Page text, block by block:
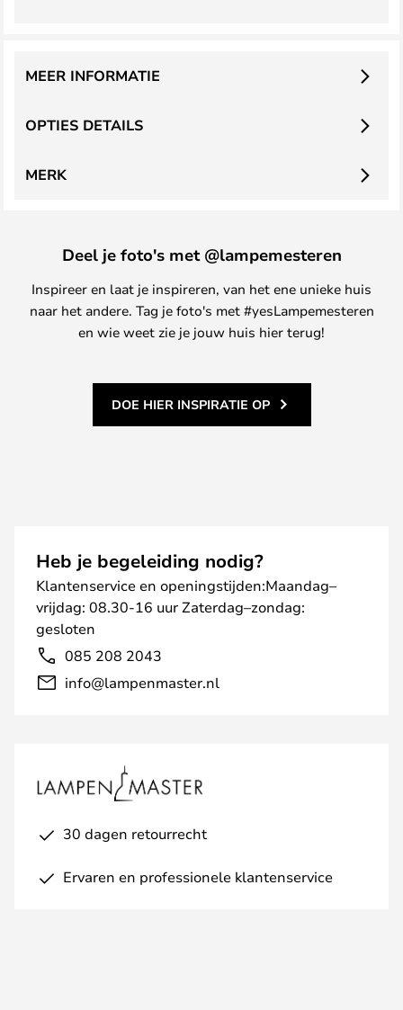
OPTIES DETAILS
MEER INFORMATIE
MERK
Deel je foto's met @lampemesteren
Inspireer en laat je inspireren, van het ene unieke huis
naar het andere. Tag je foto's met #yesLampemesteren
en wie weet zie je jouw huis hier terug!
DOE HIER INSPIRATIE OP
Heb je begeleiding nodig?
Klantenservice en openingstijden:Maandag–
vrijdag: 08.30-16 uur Zaterdag–zondag:
gesloten
085 208 2043
info@lampenmaster.nl
30 dagen retourrecht
Ervaren en professionele klantenservice